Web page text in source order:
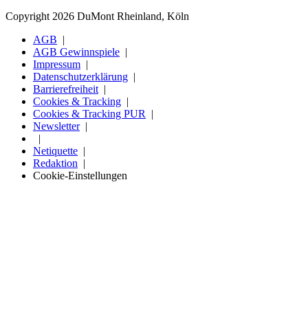
Copyright 2026 DuMont Rheinland, Köln
AGB
AGB Gewinnspiele
Impressum
Datenschutzerklärung
Barrierefreiheit
Cookies & Tracking
Cookies & Tracking PUR
Newsletter
Netiquette
Redaktion
Cookie-Einstellungen